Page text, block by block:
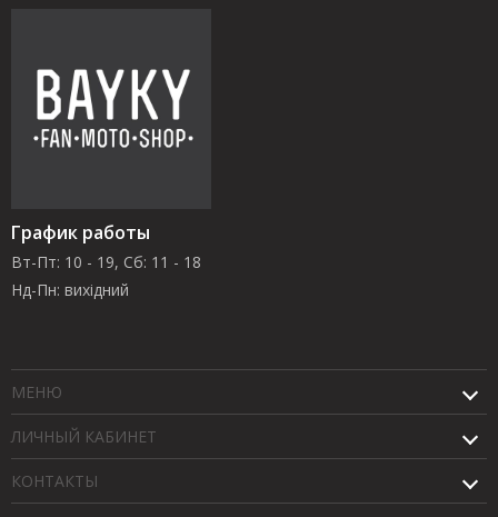
График работы
Вт-Пт: 10 - 19, Сб: 11 - 18
Нд-Пн: вихідний
МЕНЮ
ЛИЧНЫЙ КАБИНЕТ
КОНТАКТЫ